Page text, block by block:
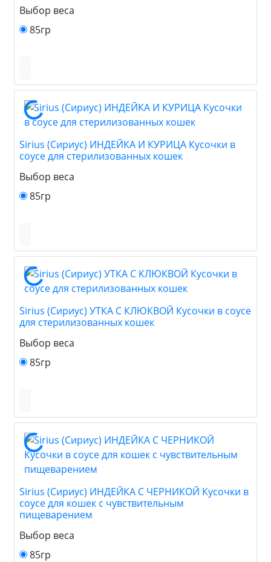
Выбор веса
85гр
Sirius (Сириус) ИНДЕЙКА И КУРИЦА Кусочки в
соусе для стерилизованных кошек
Выбор веса
85гр
Sirius (Сириус) УТКА С КЛЮКВОЙ Кусочки в соусе
для стерилизованных кошек
Выбор веса
85гр
Sirius (Сириус) ИНДЕЙКА С ЧЕРНИКОЙ Кусочки в
соусе для кошек с чувствительным
пищеварением
Выбор веса
85гр